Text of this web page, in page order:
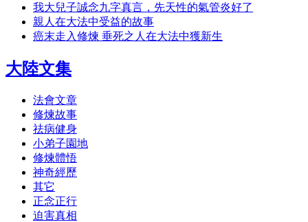
我大兒子誠念九字真言，先天性的氣管炎好了
親人在大法中受益的故事
癌末走入修煉 垂死之人在大法中獲新生
大陸文集
法會文章
修煉故事
祛病健身
小弟子園地
修煉體悟
神奇經歷
其它
正念正行
迫害真相